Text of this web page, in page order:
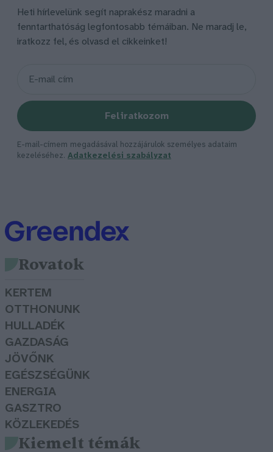
Heti hírlevelünk segít naprakész maradni a
fenntarthatóság legfontosabb témáiban. Ne maradj le,
iratkozz fel, és olvasd el cikkeinket!
Feliratkozom
E-mail-címem megadásával hozzájárulok személyes adataim
kezeléséhez. Adatkezelési szabályzat
Rovatok
KERTEM
OTTHONUNK
HULLADÉK
GAZDASÁG
JÖVŐNK
EGÉSZSÉGÜNK
ENERGIA
GASZTRO
KÖZLEKEDÉS
Kiemelt témák